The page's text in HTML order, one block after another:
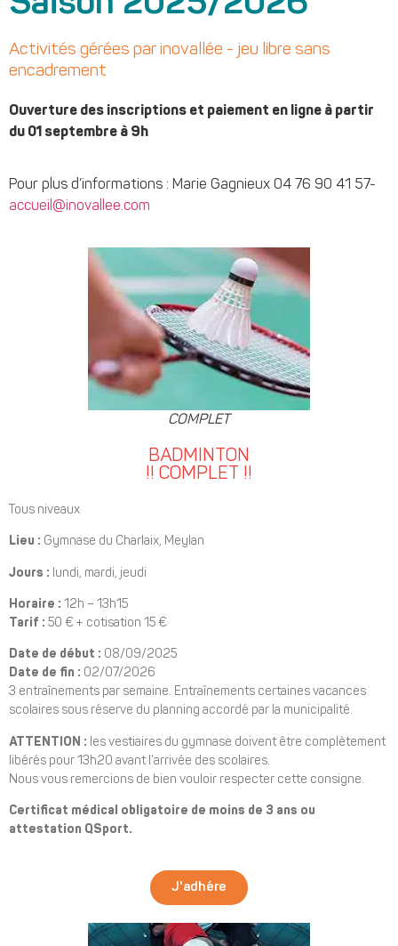
Activités gérées par inovallée - jeu libre sans
encadrement
Ouverture des inscriptions et paiement en ligne à partir
du 01 septembre à 9h
Pour plus d’informations : Marie Gagnieux 04 76 90 41 57-
accueil@inovallee.com
COMPLET
BADMINTON
!! COMPLET !!
Tous niveaux
Lieu : Gymnase du Charlaix, Meylan
Jours : lundi, mardi, jeudi
Horaire : 12h – 13h15
Tarif : 50 € + cotisation 15 €
Date de début : 08/09/2025
Date de fin : 02/07/2026
3 entraînements par semaine. Entraînements certaines vacances
scolaires sous réserve du planning accordé par la municipalité.
ATTENTION : les vestiaires du gymnase doivent être complètement
libérés pour 13h20 avant l’arrivée des scolaires.
Nous vous remercions de bien vouloir respecter cette consigne.
Certificat médical obligatoire de moins de 3 ans ou
attestation QSport.
J'adhére